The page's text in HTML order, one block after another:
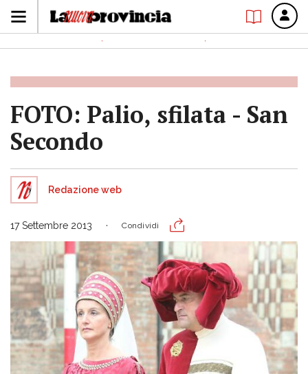
FOTO: Palio, sfilata - San
Secondo
Redazione web
17 Settembre 2013 Condividi